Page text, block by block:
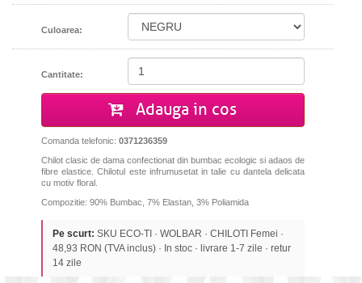
Culoarea:
Cantitate:
Adauga in cos
Comanda telefonic: 0371236359
Chilot clasic de dama confectionat din bumbac ecologic si adaos de
fibre elastice. Chilotul este infrumusetat in talie cu dantela delicata
cu motiv floral.
Compozitie: 90% Bumbac, 7% Elastan, 3% Poliamida
Pe scurt: SKU ECO-TI · WOLBAR · CHILOTI Femei ·
48,93 RON (TVA inclus) · In stoc · livrare 1-7 zile · retur
14 zile